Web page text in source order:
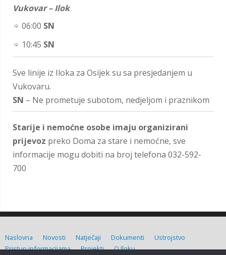
Vukovar – Ilok
06:00 SN
10:45 SN
Sve linije iz Iloka za Osijek su sa presjedanjem u
Vukovaru.
SN – Ne prometuje subotom, nedjeljom i praznikom
Starije i nemoćne osobe imaju organizirani
prijevoz preko Doma za stare i nemoćne, sve
informacije mogu dobiti na broj telefona 032-592-
700
Naslovna Novosti Natječaji Dokumenti
Ustrojstvo
Pristup informacijama
Projekti O Iloku